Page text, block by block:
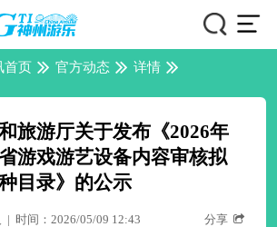
首页 官方动态 详情
旅游厅关于发布《2026年
游戏游艺设备内容审核拟
目录》的公示
| 时间：2026/05/09 12:43 分享